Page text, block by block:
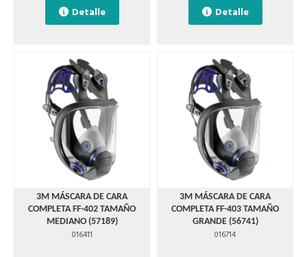
Detalle Detalle
3M MÁSCARA DE CARA
COMPLETA FF-402 TAMAÑO
MEDIANO (57189)
016411
3M MÁSCARA DE CARA
COMPLETA FF-403 TAMAÑO
GRANDE (56741)
016714